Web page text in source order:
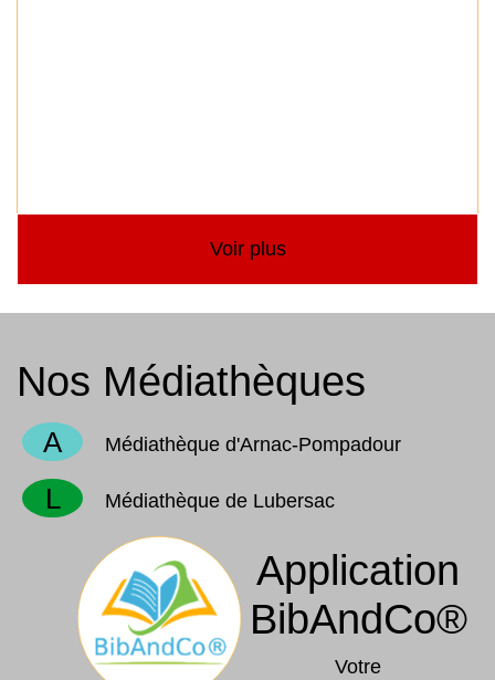
Voir plus
Nos Médiathèques
A Médiathèque d'Arnac-Pompadour
L Médiathèque de Lubersac
Application
BibAndCo®
Votre